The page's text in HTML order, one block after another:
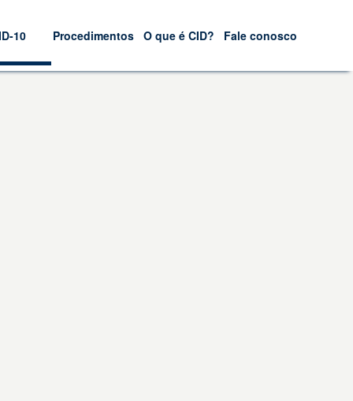
10 Procedimentos O que é CID? Fale conosco